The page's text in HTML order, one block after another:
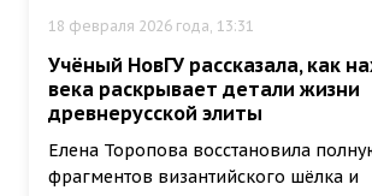
18 февраля 2026 года, 13:31
Учёный НовГУ рассказала, как
века раскрывает детали жизни
древнерусской элиты
Елена Торопова восстановила
фрагментов византийского шёлка и